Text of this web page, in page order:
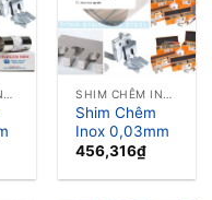
Shim Chêm
Inox 0,03mm
456,316₫